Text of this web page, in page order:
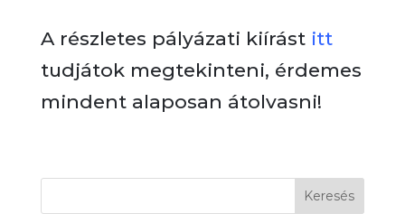
A részletes pályázati kiírást itt
tudjátok megtekinteni, érdemes
mindent alaposan átolvasni!